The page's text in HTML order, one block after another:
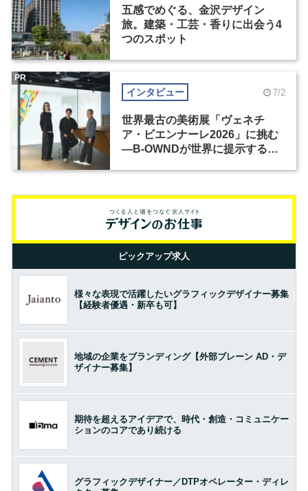
五感でめぐる、金沢デザイン
旅。建築・工芸・香りに出会う4
つのスポット
インタビュー 7/2
世界最古の美術展「ヴェネチ
ア・ビエンナーレ2026」に挑む
―B-OWNDが世界に提示する美
PR
ピックアップ求人
様々な表現で活躍したいグラフィックデザイナー募集
【経験者優遇・新卒も可】
地域の企業をブランディング【外部ブレーン AD・デ
ザイナー募集】
期待を超えるアイデアで、時代・創造・コミュニケー
ションのコアであり続ける
グラフィックデザイナー／DTPオペレーター・ディレ